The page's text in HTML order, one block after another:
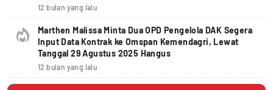
12 bulan yang lalu
Marthen Malissa Minta Dua OPD Pengelola DAK Segera
Input Data Kontrak ke Omspan Kemendagri, Lewat
Tanggal 29 Agustus 2025 Hangus
12 bulan yang lalu